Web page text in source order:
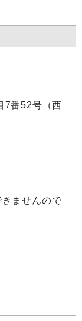
7番52号（西
きませんので